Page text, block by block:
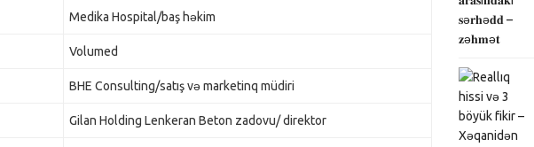
Medika Hospital/baş həkim
Volumed
BHE Consulting/satış və marketinq müdiri
Gilan Holding Lenkeran Beton zadovu/ direktor